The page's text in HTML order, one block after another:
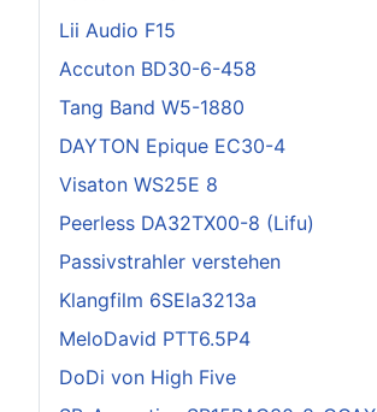
Lii Audio F15
Accuton BD30-6-458
Tang Band W5-1880
DAYTON Epique EC30-4
Visaton WS25E 8
Peerless DA32TX00-8 (Lifu)
Passivstrahler verstehen
Klangfilm 6SEla3213a
MeloDavid PTT6.5P4
DoDi von High Five